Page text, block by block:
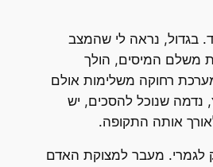
בגדול, נראה לי שהמצב
משלם המיסים, הולך
רחוקה משלימות אולם
שנוכל להסכים, יש
אותה התקופה.
לגמרי. מעבר למצוקת האדם